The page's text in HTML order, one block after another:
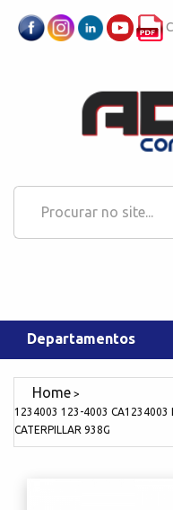
Departamentos
1234003 123-4003
CATERPILLAR 938G